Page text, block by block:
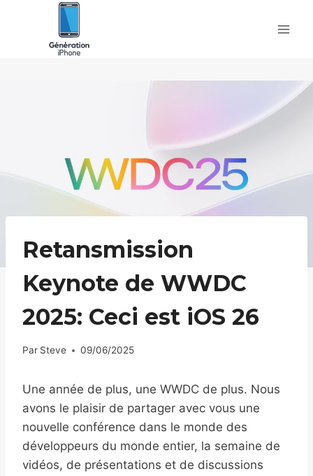
Retansmission
Keynote de WWDC
2025: Ceci est iOS 26
Par Steve 09/06/2025
Une année de plus, une WWDC de plus. Nous
avons le plaisir de partager avec vous une
nouvelle conférence dans le monde des
développeurs du monde entier, la semaine de
vidéos, de présentations et de discussions